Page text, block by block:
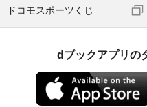
ドコモスポーツくじ
dブックアプリの